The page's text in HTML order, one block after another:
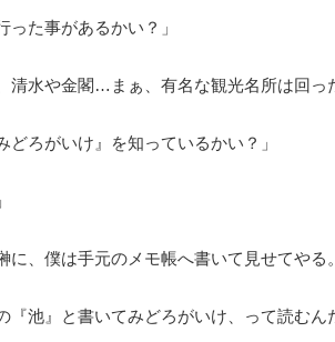
った事があるかい？」
清水や金閣…まぁ、有名な観光名所は回っ
どろがいけ』を知っているかい？」
、僕は手元のメモ帳へ書いて見せてやる。
『池』と書いてみどろがいけ、って読むん